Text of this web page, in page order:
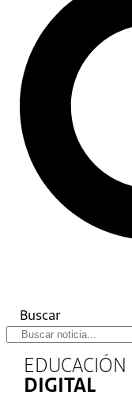
Buscar
EDUCACIÓN
DIGITAL